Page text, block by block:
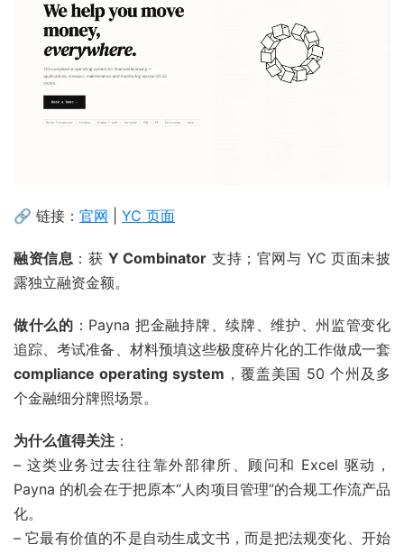
🔗 链接： 官网 YC 页面
融资信息 ：获 Y Combinator 支持；官网与 YC 页面未披
露独立融资金额。
做什么的 ：Payna 把金融持牌、续牌、维护、州监管变化
追踪、考试准备、材料预填这些极度碎片化的工作做成一套
compliance operating system ，覆盖美国 50 个州及多
个金融细分牌照场景。
为什么值得关注 ：
– 这类业务过去往往靠外部律所、顾问和 Excel 驱动，
Payna 的机会在于把原本“人肉项目管理”的合规工作流产品
化。
– 它最有价值的不是自动生成文书，而是把法规变化、开始